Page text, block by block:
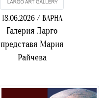
18.06.2026 / ВАРНА
Галерия Ларго
представя Мария
Райчева